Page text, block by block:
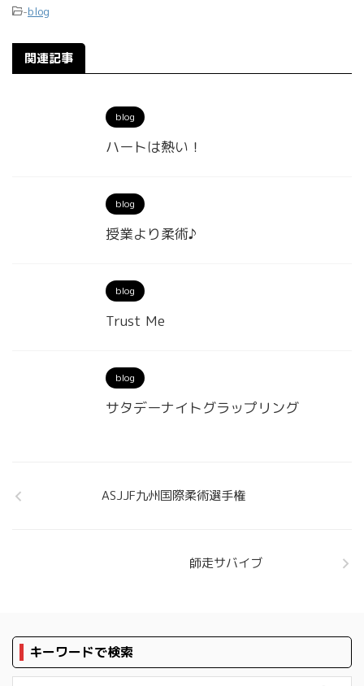
-blog
関連記事
blog
ハートは熱い！
blog
授業より柔術♪
blog
Trust Me
blog
サタデーナイトグラップリング
ASJJF九州国際柔術選手権
師走サバイブ
キーワードで検索